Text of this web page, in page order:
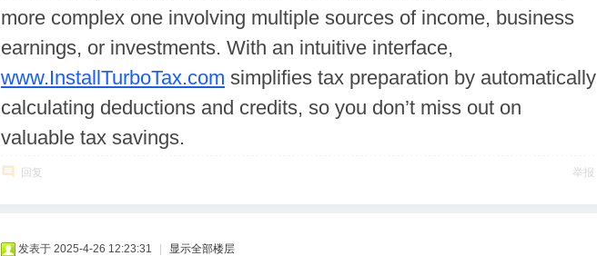
more complex one involving multiple sources of income, business
earnings, or investments. With an intuitive interface,
www.InstallTurboTax.com simplifies tax preparation by automatically
calculating deductions and credits, so you don’t miss out on
valuable tax savings.
回复 举报
发表于 2025-4-26 12:23:31 显示全部楼层